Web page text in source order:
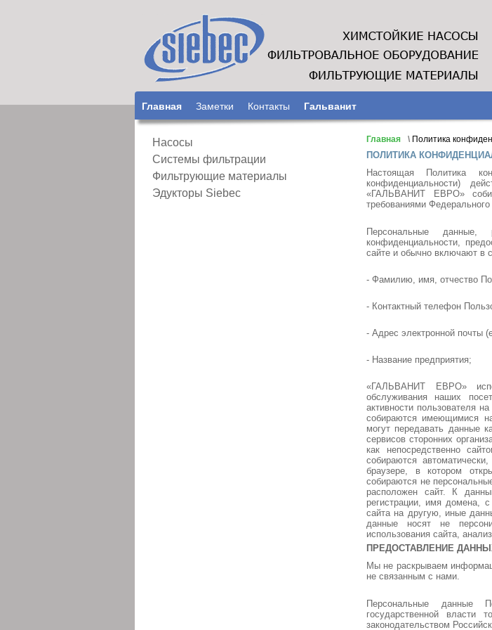
Главная Заметки Контакты Гальванит
Насосы
Системы фильтрации
Фильтрующие материалы
Эдукторы Siebec
Главная \ Политика
ПОЛИТИКА
Настоящая Политика
конфиденциальности)
«ГАЛЬВАНИТ ЕВРО»
требованиями
Персональные
конфиденциальности,
сайте и обычно включают
- Фамилию, имя, отчество
- Контактный телефон
- Адрес электронной почты
- Название предприятия;
«ГАЛЬВАНИТ ЕВРО»
обслуживания наших
активности пользователя
собираются имеющимися
могут передавать данные
сервисов сторонних
как непосредственно
собираются
браузере, в котором
собираются не
расположен сайт. К
регистрации, имя домена,
сайта на другую, иные
данные носят не
использования сайта,
ПРЕДОСТАВЛЕНИЕ
Мы не раскрываем
не связанным с нами.
Персональные данные
государственной
законодательством